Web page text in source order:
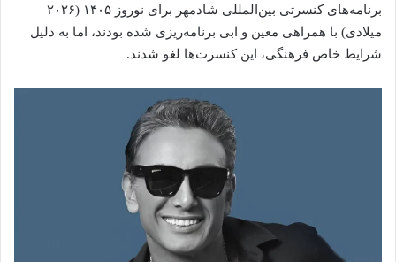
برنامه‌های کنسرتی بین‌المللی شادمهر برای نوروز ۱۴۰۵ (۲۰۲۶
میلادی) با همراهی معین و ابی برنامه‌ریزی شده بودند، اما به دلیل
شرایط خاص فرهنگی، این کنسرت‌ها لغو شدند.